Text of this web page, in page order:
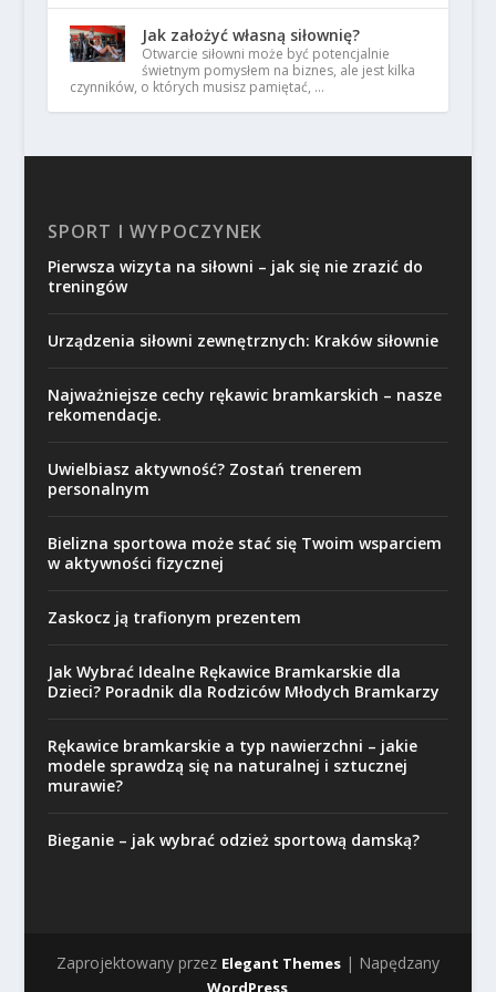
Jak założyć własną siłownię?
Otwarcie siłowni może być potencjalnie
świetnym pomysłem na biznes, ale jest kilka
czynników, o których musisz pamiętać, …
SPORT I WYPOCZYNEK
Pierwsza wizyta na siłowni – jak się nie zrazić do
treningów
Urządzenia siłowni zewnętrznych: Kraków siłownie
Najważniejsze cechy rękawic bramkarskich – nasze
rekomendacje.
Uwielbiasz aktywność? Zostań trenerem
personalnym
Bielizna sportowa może stać się Twoim wsparciem
w aktywności fizycznej
Zaskocz ją trafionym prezentem
Jak Wybrać Idealne Rękawice Bramkarskie dla
Dzieci? Poradnik dla Rodziców Młodych Bramkarzy
Rękawice bramkarskie a typ nawierzchni – jakie
modele sprawdzą się na naturalnej i sztucznej
murawie?
Bieganie – jak wybrać odzież sportową damską?
Zaprojektowany przez Elegant Themes| Napędzany
WordPress